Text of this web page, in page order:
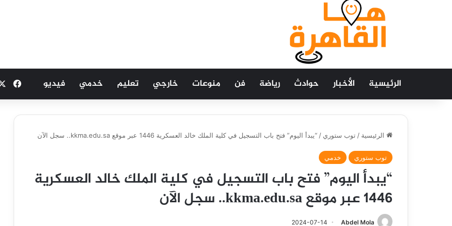
الرئيسية الأخبار حوادث رياضة فن منوعات خارجي تعليم خدمي فيديو
الرئيسية / توب ستوري / “يبدأ اليوم” فتح باب التسجيل في كلية الملك خالد العسكرية 1446 عبر موقع kkma.edu.sa.. سجل الآن
توب ستوري خدمي
“يبدأ اليوم” فتح باب التسجيل في كلية الملك خالد العسكرية
1446 عبر موقع kkma.edu.sa.. سجل الآن
Abdel Mola
2024-07-14